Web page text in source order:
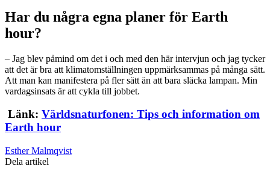
Har du några egna planer för Earth
hour?
– Jag blev påmind om det i och med den här intervjun och jag tycker
att det är bra att klimatomställningen uppmärksammas på många sätt.
Att man kan manifestera på fler sätt än att bara släcka lampan. Min
vardagsinsats är att cykla till jobbet.
Länk: Världsnaturfonen: Tips och information om
Earth hour
Esther Malmqvist
Dela artikel